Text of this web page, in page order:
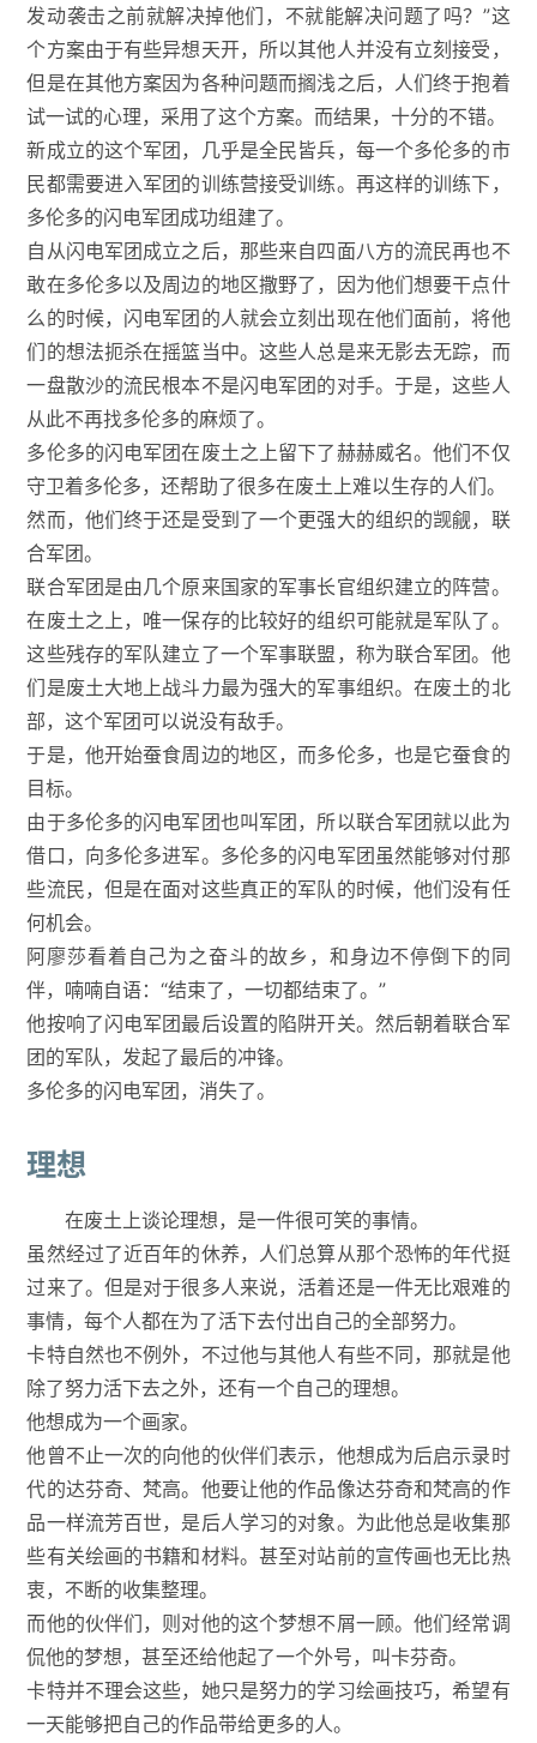
发动袭击之前就解决掉他们，不就能解决问题了吗？”这
个方案由于有些异想天开，所以其他人并没有立刻接受，
但是在其他方案因为各种问题而搁浅之后，人们终于抱着
试一试的心理，采用了这个方案。而结果，十分的不错。
新成立的这个军团，几乎是全民皆兵，每一个多伦多的市
民都需要进入军团的训练营接受训练。再这样的训练下，
多伦多的闪电军团成功组建了。
自从闪电军团成立之后，那些来自四面八方的流民再也不
敢在多伦多以及周边的地区撒野了，因为他们想要干点什
么的时候，闪电军团的人就会立刻出现在他们面前，将他
们的想法扼杀在摇篮当中。这些人总是来无影去无踪，而
一盘散沙的流民根本不是闪电军团的对手。于是，这些人
从此不再找多伦多的麻烦了。
多伦多的闪电军团在废土之上留下了赫赫威名。他们不仅
守卫着多伦多，还帮助了很多在废土上难以生存的人们。
然而，他们终于还是受到了一个更强大的组织的觊觎，联
合军团。
联合军团是由几个原来国家的军事长官组织建立的阵营。
在废土之上，唯一保存的比较好的组织可能就是军队了。
这些残存的军队建立了一个军事联盟，称为联合军团。他
们是废土大地上战斗力最为强大的军事组织。在废土的北
部，这个军团可以说没有敌手。
于是，他开始蚕食周边的地区，而多伦多，也是它蚕食的
目标。
由于多伦多的闪电军团也叫军团，所以联合军团就以此为
借口，向多伦多进军。多伦多的闪电军团虽然能够对付那
些流民，但是在面对这些真正的军队的时候，他们没有任
何机会。
阿廖莎看着自己为之奋斗的故乡，和身边不停倒下的同
伴，喃喃自语：“结束了，一切都结束了。”
他按响了闪电军团最后设置的陷阱开关。然后朝着联合军
团的军队，发起了最后的冲锋。
多伦多的闪电军团，消失了。
理想
在废土上谈论理想，是一件很可笑的事情。
虽然经过了近百年的休养，人们总算从那个恐怖的年代挺
过来了。但是对于很多人来说，活着还是一件无比艰难的
事情，每个人都在为了活下去付出自己的全部努力。
卡特自然也不例外，不过他与其他人有些不同，那就是他
除了努力活下去之外，还有一个自己的理想。
他想成为一个画家。
他曾不止一次的向他的伙伴们表示，他想成为后启示录时
代的达芬奇、梵高。他要让他的作品像达芬奇和梵高的作
品一样流芳百世，是后人学习的对象。为此他总是收集那
些有关绘画的书籍和材料。甚至对站前的宣传画也无比热
衷，不断的收集整理。
而他的伙伴们，则对他的这个梦想不屑一顾。他们经常调
侃他的梦想，甚至还给他起了一个外号，叫卡芬奇。
卡特并不理会这些，她只是努力的学习绘画技巧，希望有
一天能够把自己的作品带给更多的人。